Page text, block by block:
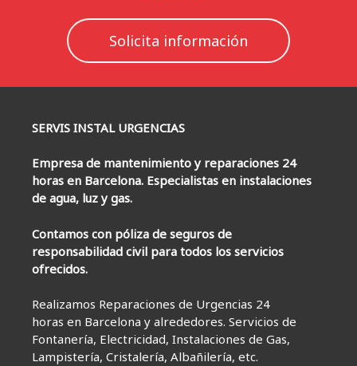
Solicita información
SERVIS INSTAL URGENCIAS
Empresa de mantenimiento y reparaciones 24
horas en Barcelona. Especialistas en instalaciones
de agua, luz y gas.
Contamos con póliza de seguros de
responsabilidad civil para todos los servicios
ofrecidos.
Realizamos Reparaciones de Urgencias 24
horas en Barcelona y alrededores. Servicios de
Fontanería, Electricidad, Instalaciones de Gas,
Lampistería, Cristalería, Albañilería, etc.